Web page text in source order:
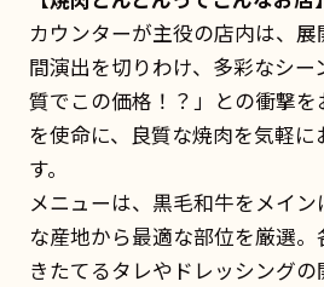
カウンターが主役の店内は、
間演出を切りわけ、多彩なシ
質でこの価格！？」との衝撃を
を使命に、良質な焼肉を気軽に
す。
メニューは、黒毛和牛をメイ
な産地から最適な部位を厳選
きたてるタレやドレッシング